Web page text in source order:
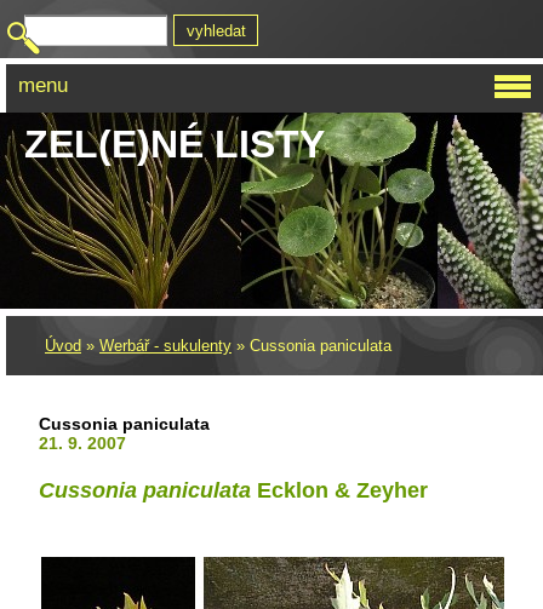
ZEL(E)NÉ LISTY
Úvod » Werbář - sukulenty » Cussonia paniculata
Cussonia paniculata
21. 9. 2007
Cussonia paniculata Ecklon & Zeyher
menu